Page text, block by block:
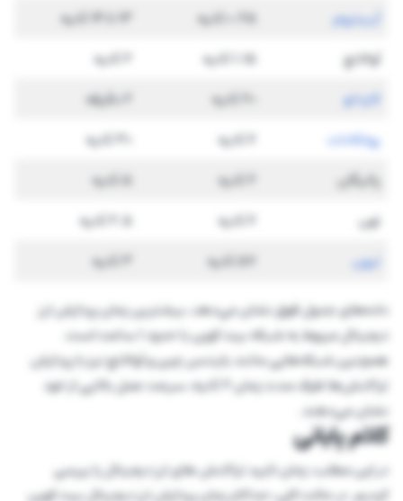
آربیتروم
0.25 ثانیه
13 تا 14 ثانیه
آوالانچ
1.15 ثانیه
2 ثانیه
کاردانو
20 ثانیه
پولکادات
6 ثانیه
30 ثانیه
پالیگان
5 ثانیه
تون
6 ثانیه
2.5 ثانیه
ترون
57 ثانیه
3 ثانیه
داده‌های جدول فوق نشان می‌دهد، بیشترین زمان پردازش ارز
دیجیتال مربوط به شبکه بیت کوین با حدود 1 ساعت است.
همچنین شبکه‌هایی مانند بایننس چین و آوالانچ نیز با پردازش
تراکنش‌ها ظرف مدت زمان 2 ثانیه، سرعت عمل بالایی از خود
نشان می‌دهند.
کلام پایانی
در این مطلب، زمان تایید تراکنش های ارز دیجیتال را بررسی
کردیم. در حالت کلی، حداکثر زمان پردازش ارز دیجیتال بیت کوین